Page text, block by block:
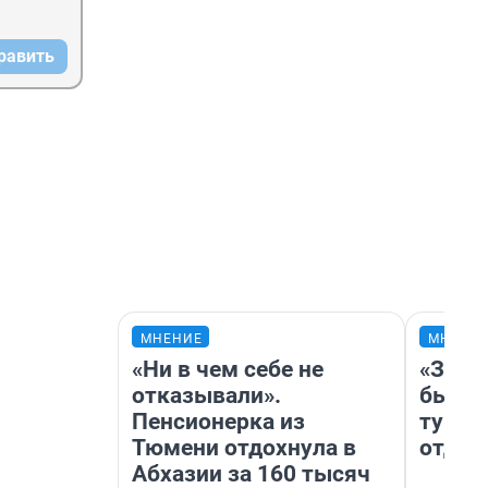
МНЕНИЕ
«Ни в чем себе не
отказывали».
Пенсионерка из
Тюмени отдохнула в
Абхазии за 160 тысяч
«За
были